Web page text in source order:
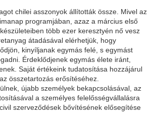
chilei asszonyok állították össze. Mivel az
programjában, azaz a március első
több ezer keresztyén nő vesz
átadásával elérhetjük, hogy
kinyíljanak egymás felé, s egymást
Érdeklődjenek egymás élete iránt,
Saját értékeink tudatosítása hozzájárul
összetartozás erősítéséhez.
újabb személyek bekapcsolásával, az
a személyes felelősségvállalásra
szerveződések bővítésének elősegítése